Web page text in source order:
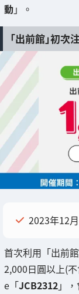
動」。
「出前館」初
2023年12
首次利用「出前
2,000日圓以上(
e「JCB2312」